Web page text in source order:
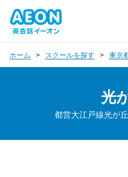
ホーム スクールを探す 東京
光
都営大江戸線光が